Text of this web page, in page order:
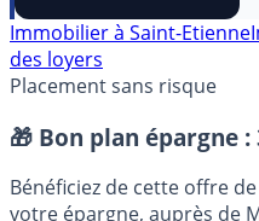
⭐️ Suivre sur Google
Immobilier à Saint-Etienne
Placement sans risque
🎁 Bon plan épargne :